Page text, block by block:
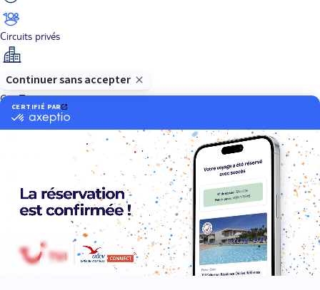
Circuits privés
City Trips
Culture